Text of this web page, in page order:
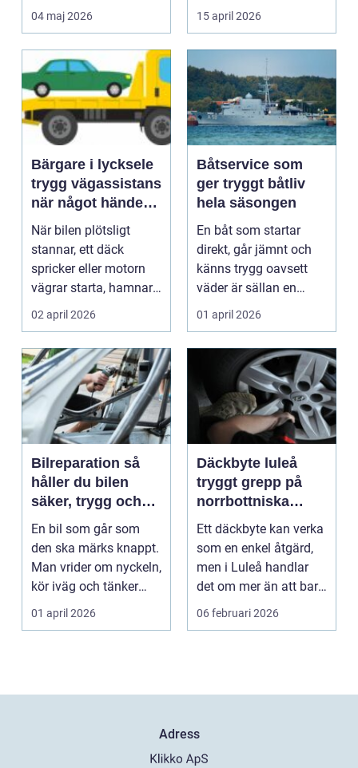
fö...
04 maj 2026
ska säljas. Många...
15 april 2026
Bärgare i lycksele
trygg vägassistans
när något händer
på vägen
När bilen plötsligt
stannar, ett däck
spricker eller motorn
vägrar starta, hamnar
många i samma läge...
02 april 2026
Båtservice som
ger tryggt båtliv
hela säsongen
En båt som startar
direkt, går jämnt och
känns trygg oavsett
väder är sällan en
slump. Bakom varje
01 april 2026
Bilreparation så
håller du bilen
säker, trygg och
ekonomisk
En bil som går som
den ska märks knappt.
Man vrider om nyckeln,
kör iväg och tänker
inte mer på det....
01 april 2026
Däckbyte luleå
tryggt grepp på
norrbottniska
vägar
Ett däckbyte kan verka
som en enkel åtgärd,
men i Luleå handlar
det om mer än att bara
byta gummi mo...
06 februari 2026
Adress